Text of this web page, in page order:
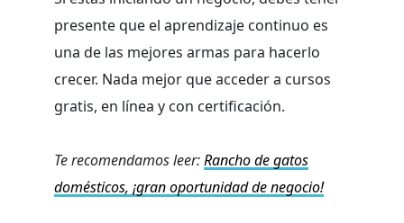
presente que el aprendizaje continuo es
una de las mejores armas para hacerlo
crecer. Nada mejor que acceder a cursos
gratis, en línea y con certificación.
Te recomendamos leer:Rancho de gatos
domésticos, ¡gran oportunidad de negocio!